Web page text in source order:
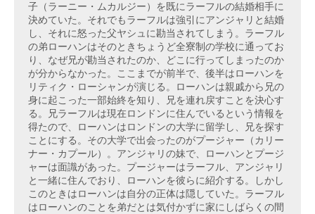
子（ラーニー・ムカルジー）を既にラーフルの結婚相手に
決めていた。それでもラーフルは強引にアンジャリと結婚
し、それに怒った父ヤシュに勘当されてしまう。ラーフル
の弟ローハンはそのときちょうど全寮制の学校に通ってお
り、なぜ兄が勘当されたのか、どこに行ってしまったのか
が分からなかった。ここまでが前半で、後半はローハンを
リティク・ローシャンが演じる。ローハンは親戚から兄の
身に起こった一部始終を知り、兄を連れ戻すことを決心す
る。兄ラーフルは現在ロンドンに住んでいるという情報を
得たので、ローハンはロンドンの大学に留学し、兄を探す
ことにする。その大学で出会ったのがプージャー（カリー
ナー・カプール）。アンジャリの妹で、ローハンとプージ
ャーは面識があった。プージャーはラーフル、アンジャリ
と一緒に住んでおり、ローハンを彼らに紹介する。しかし
このときはローハンは自分の正体は隠していた。ラーフル
はローハンのことを弟だとは気付かずに家にしばらくの間